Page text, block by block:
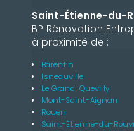
Saint-Étienne-du-
BP Rénovation
à proximité de :
Barentin
Isneauville
Le Grand-Quevilly
Mont-Saint-Aignan
Rouen
Saint-Étienne-du-